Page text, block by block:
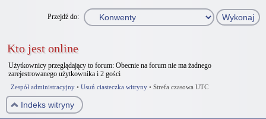
Przejdź do:
Kto jest online
Użytkownicy przeglądający to forum: Obecnie na forum nie ma żadnego
zarejestrowanego użytkownika i 2 gości
Zespół administracyjny • Usuń ciasteczka witryny • Strefa czasowa UTC
Indeks witryny